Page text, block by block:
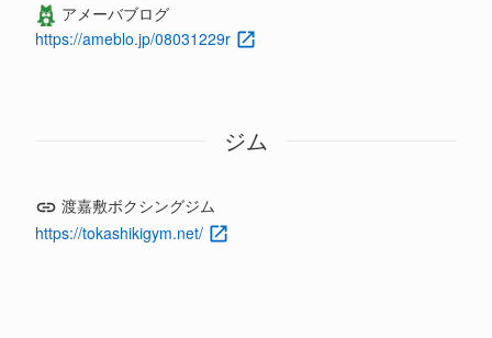
アメーバブログ
https://ameblo.jp/08031229r
ジム
渡嘉敷ボクシングジム
https://tokashikigym.net/